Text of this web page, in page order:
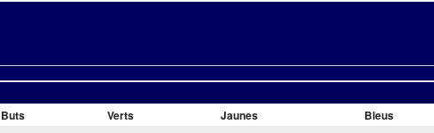
Buts Verts Jaunes Bleus